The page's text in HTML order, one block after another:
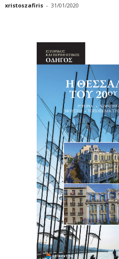
xristoszafiris - 31/01/2020